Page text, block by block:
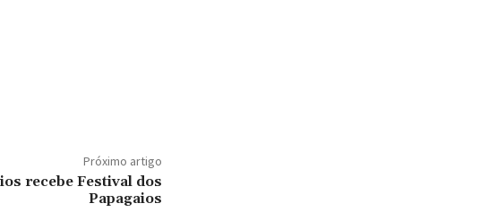
Próximo artigo
recebe Festival dos
Papagaios